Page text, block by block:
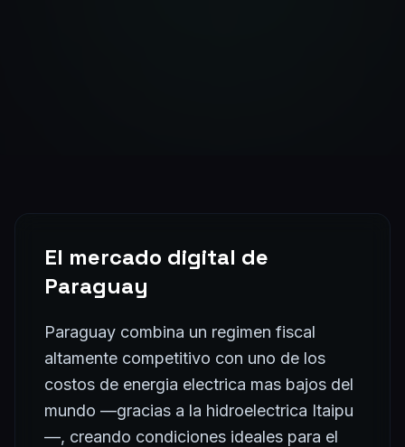
El mercado digital de
Paraguay
Paraguay combina un regimen fiscal
altamente competitivo con uno de los
costos de energia electrica mas bajos del
mundo —gracias a la hidroelectrica Itaipu
—, creando condiciones ideales para el